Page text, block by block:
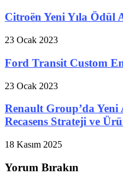
Citroën Yeni Yıla Ödül
23 Ocak 2023
Ford Transit Custom
23 Ocak 2023
Renault Group’da
Recasens Strateji ve
18 Kasım 2025
Yorum Bırakın